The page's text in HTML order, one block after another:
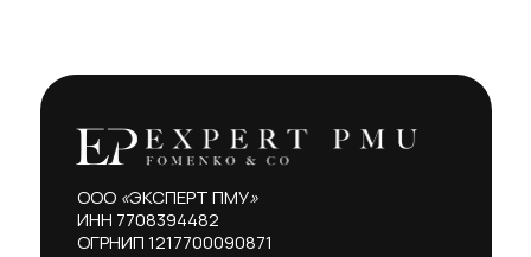
ООО «ЭКСПЕРТ ПМУ»
ИНН 7708394482
ОГРНИП 1217700090871